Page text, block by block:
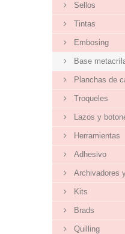
Sellos
Tintas
Embosing
Base
Planchas de
Troqueles
Lazos y
Herramientas
Adhesivo
Archivadores
Kits
Brads
Quilling